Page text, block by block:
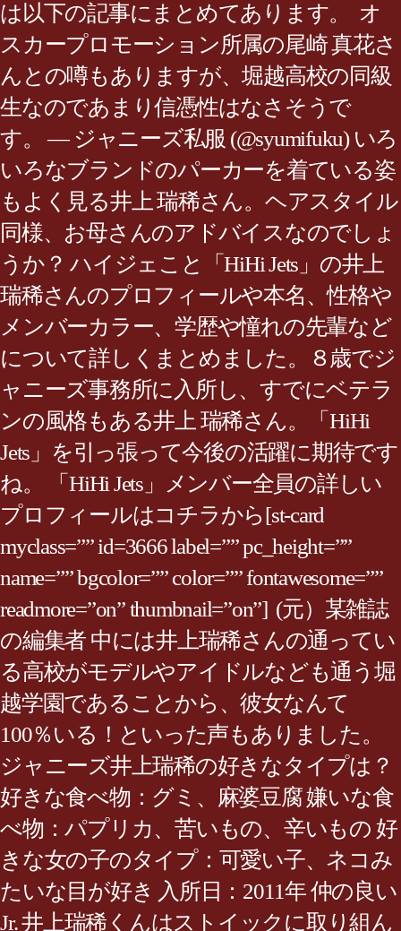
は以下の記事にまとめてあります。 オ
スカープロモーション所属の尾崎 真花さ
んとの噂もありますが、堀越高校の同級
生なのであまり信憑性はなさそうで
す。 — ジャニーズ私服 (@syumifuku) いろ
いろなブランドのパーカーを着ている姿
もよく見る井上 瑞稀さん。ヘアスタイル
同様、お母さんのアドバイスなのでしょ
うか？ ハイジェこと「HiHi Jets」の井上
瑞稀さんのプロフィールや本名、性格や
メンバーカラー、学歴や憧れの先輩など
について詳しくまとめました。８歳でジ
ャニーズ事務所に入所し、すでにベテラ
ンの風格もある井上 瑞稀さん。「HiHi
Jets」を引っ張って今後の活躍に期待です
ね。 「HiHi Jets」メンバー全員の詳しい
プロフィールはコチラから[st-card
myclass=”” id=3666 label=”” pc_height=””
name=”” bgcolor=”” color=”” fontawesome=””
readmore=”on” thumbnail=”on”] (元）某雑誌
の編集者 中には井上瑞稀さんの通ってい
る高校がモデルやアイドルなども通う堀
越学園であることから、彼女なんて
100％いる！といった声もありました。
ジャニーズ井上瑞稀の好きなタイプは？
好きな食べ物：グミ、麻婆豆腐 嫌いな食
べ物：パプリカ、苦いもの、辛いもの 好
きな女の子のタイプ：可愛い子、ネコみ
たいな目が好き 入所日：2011年 仲の良い
Jr. 井上瑞稀くんはストイックに取り組ん